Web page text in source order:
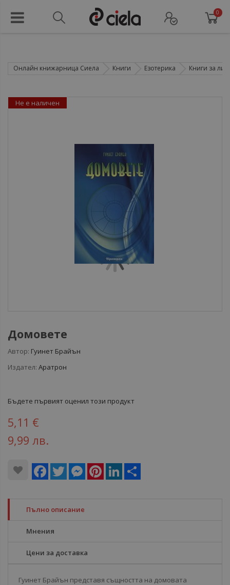
0
Онлайн книжарница Сиела Книги Езотерика Книги за
Домовете
Автор: Гуинет Брайън
Издател: Аратрон
Бъдете първият оценил този продукт
5,11 €
9,99 лв.
Facebook
Twitter MessengerPinterestLinkedIn
Не е наличен
Пълно описание
Мнения
Цени за доставка
Гуинет Брайън представя същността на домовата